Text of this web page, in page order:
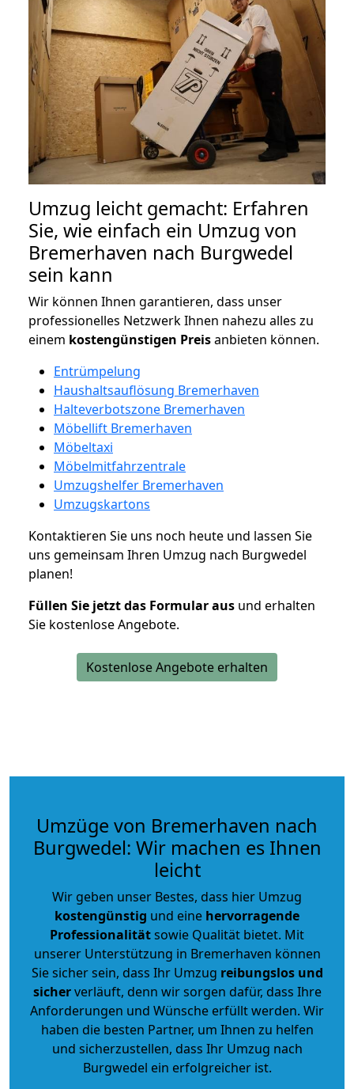
Umzug leicht gemacht: Erfahren
Sie, wie einfach ein Umzug von
Bremerhaven nach Burgwedel
sein kann
Wir können Ihnen garantieren, dass unser
professionelles Netzwerk Ihnen nahezu alles zu
einem kostengünstigen Preisanbieten können.
Entrümpelung
Haushaltsauflösung Bremerhaven
Halteverbotszone Bremerhaven
Möbellift Bremerhaven
Möbeltaxi
Möbelmitfahrzentrale
Umzugshelfer Bremerhaven
Umzugskartons
Kontaktieren Sie uns noch heute und lassen Sie
uns gemeinsam Ihren Umzug nach Burgwedel
planen!
Füllen Sie jetzt das Formular aus und erhalten
Sie kostenlose Angebote.
Kostenlose Angebote erhalten
Umzüge von Bremerhaven nach
Burgwedel: Wir machen es Ihnen
leicht
Wir geben unser Bestes, dass hier Umzug
kostengünstig und eine hervorragende
Professionalitätsowie Qualität bietet. Mit
unserer Unterstützung in Bremerhaven können
Sie sicher sein, dass Ihr Umzug reibungslos und
sicherverläuft, denn wir sorgen dafür, dass Ihre
Anforderungen und Wünsche erfüllt werden. Wir
haben die besten Partner, um Ihnen zu helfen
und sicherzustellen, dass Ihr Umzug nach
Burgwedel ein erfolgreicher ist.